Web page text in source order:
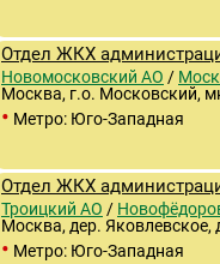
Отдел ЖКХ
Новомосковский АО /
Москва, г.о. Московский,
• Метро: Юго-Западная
Отдел ЖКХ
Троицкий АО /
Москва, дер. Яковлевское,
• Метро: Юго-Западная